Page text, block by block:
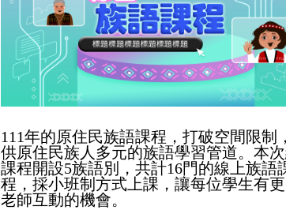
111年的原住民族語課程，打破空間限制
供原住民族人多元的族語學習管道。本
課程開設5族語別，共計16門的線上族語
程，採小班制方式上課，讓每位學生有
老師互動的機會。